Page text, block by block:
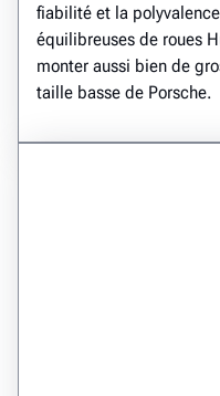
fiabilité et la
équilibreuses de roues
monter aussi bien de
taille basse de Porsche.